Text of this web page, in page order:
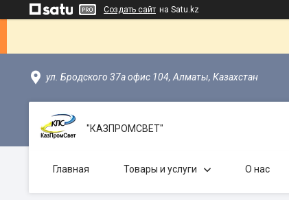
Создать сайт на Satu.kz
ул. Бродского 37а офис 104, Алматы, Казахстан
"КАЗПРОМСВЕТ"
Главная Товары и услуги О нас